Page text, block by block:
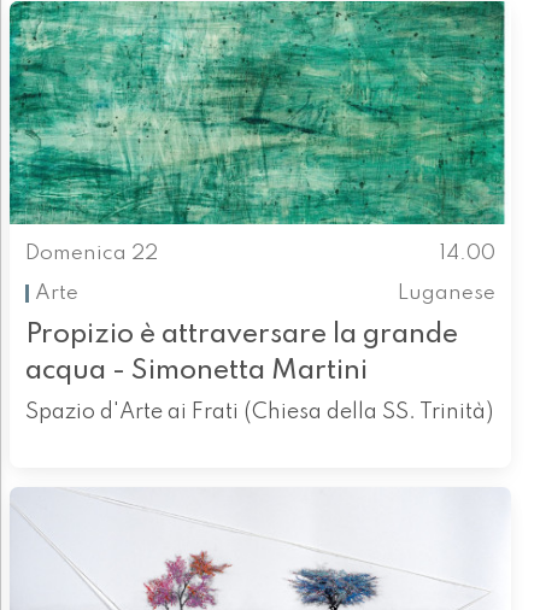
Domenica 22
14.00
Arte
Luganese
Propizio è attraversare la grande
acqua - Simonetta Martini
Spazio d'Arte ai Frati (Chiesa della SS. Trinità)